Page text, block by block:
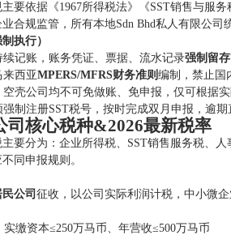
要依据《1967所得税法》《SST销售与服
合规监管，所有本地Sdn Bhd私人有限公司
执行）
记账，账务凭证、票据、流水记录强制留
西亚MPERS/MFRS财务准则 编制，禁止国
壳公司均不可免做账、免申报，仅可根据
制注册SST税号，按时完成双月申报，逾期
司核心税种&2026最新税率
要分为：企业所得税、SST销售服务税、人
同申报规则。
公司 征收，以公司实际利润计税，中小微
缴资本≤250万马币、年营收≤500万马币